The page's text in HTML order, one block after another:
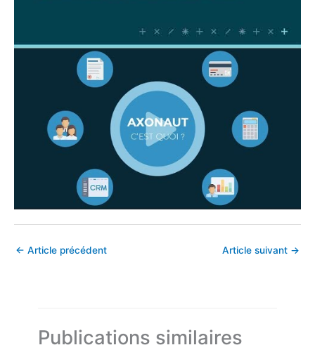
← Article précédent Article suivant →
Publications similaires